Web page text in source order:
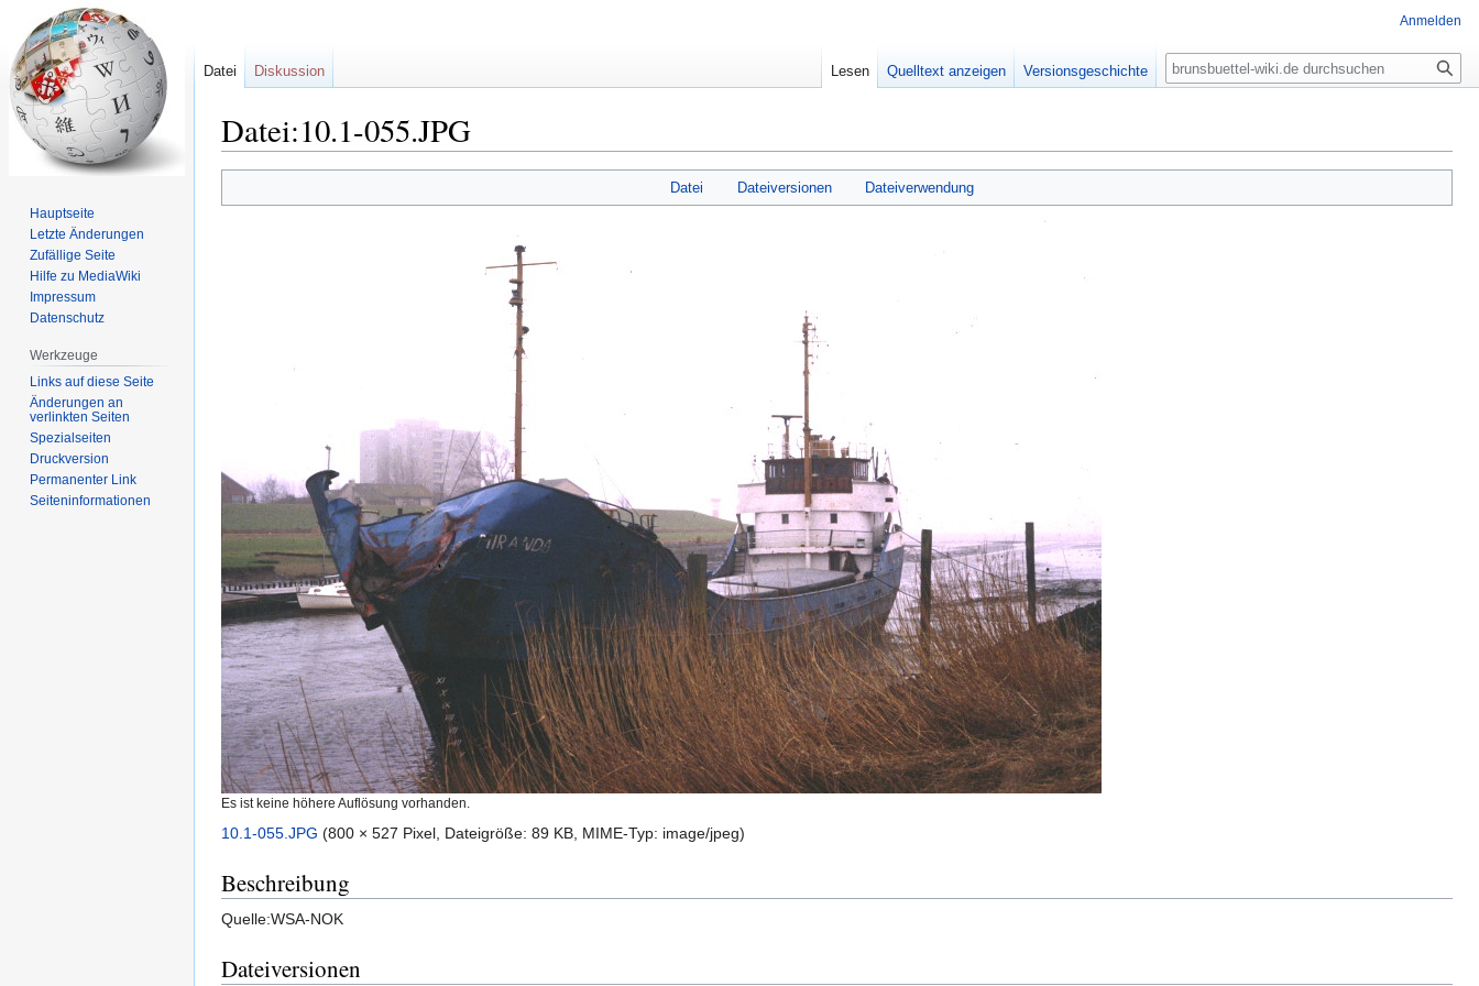
Datei:10.1-055.JPG
Navigation
Suche
Datei Dateiversionen Dateiverwendung
Es ist keine höhere Auflösung vorhanden.
10.1-055.JPG (800 × 527 Pixel, Dateigröße: 89 KB, MIME-Typ: image/jpeg)
Beschreibung
Quelle:WSA-NOK
Dateiversionen
Anmelden
Datei Diskussion Lesen Quelltext anzeigen Versionsgeschichte
Suche
Hauptseite
Letzte Änderungen
Zufällige Seite
Hilfe zu MediaWiki
Impressum
Datenschutz
Werkzeuge
Links auf diese Seite
Änderungen an
verlinkten Seiten
Spezialseiten
Druckversion
Permanenter Link
Seiten­informationen